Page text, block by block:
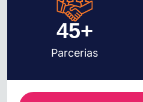
45+
Parcerias